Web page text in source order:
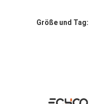
Größe und Tag: